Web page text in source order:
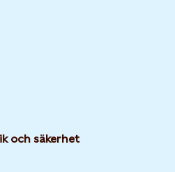
och säkerhet